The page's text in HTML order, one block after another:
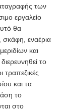
των
εργαλείο
θα
σκάφη, εναέρια
και
το
τραπεζικές
και τα
το
στο